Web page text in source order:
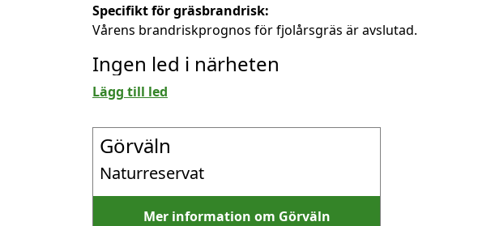
Specifikt för gräsbrandrisk:
Vårens brandriskprognos för fjolårsgräs är avslutad.
Ingen led i närheten
Lägg till led
Görväln
Naturreservat
Mer information om Görväln